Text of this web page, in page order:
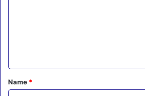
*
Name *